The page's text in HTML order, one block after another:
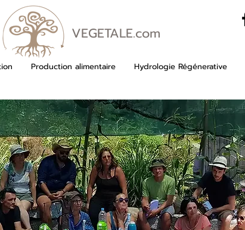
VEGETALE.com
Production alimentaire Hydrologie Régénerative